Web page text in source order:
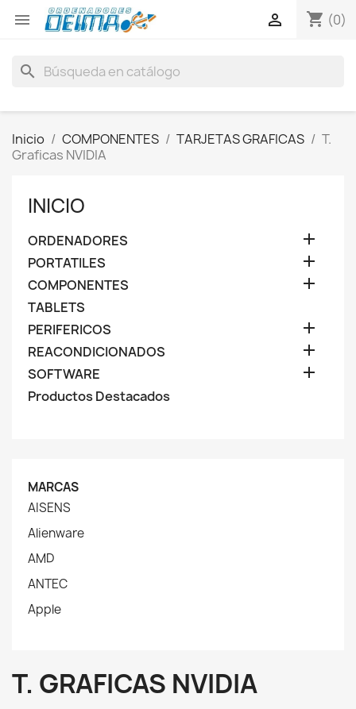
 shopping_cart (0)

search
Inicio COMPONENTES TARJETAS GRAFICAS
T.
Graficas NVIDIA
INICIO
ORDENADORES 
PORTATILES 
COMPONENTES 
TABLETS
PERIFERICOS

REACONDICIONADOS 
SOFTWARE 
Productos Destacados
MARCAS
AISENS
Alienware
AMD
ANTEC
Apple
T. GRAFICAS NVIDIA